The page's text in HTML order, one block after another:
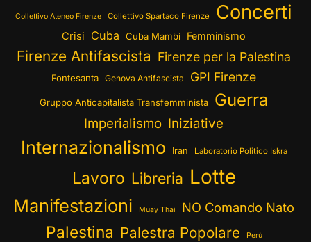
Collettivo Ateneo Firenze Collettivo Spartaco Firenze Concerti
Crisi Cuba Cuba Mambí Femminismo
Firenze Antifascista Firenze per la Palestina
Fontesanta Genova Antifascista GPI Firenze
Gruppo Anticapitalista Transfemminista Guerra
Imperialismo Iniziative
Internazionalismo Iran Laboratorio Politico Iskra
Lavoro Libreria Lotte
Manifestazioni Muay Thai NO Comando Nato
Palestina Palestra Popolare Perù